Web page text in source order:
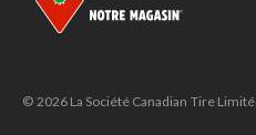
© 2026 La Société Canadian Tire